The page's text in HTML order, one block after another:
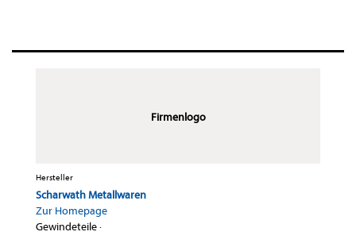
Firmenlogo
Hersteller
Scharwath Metallwaren
Zur Homepage
Gewindeteile·